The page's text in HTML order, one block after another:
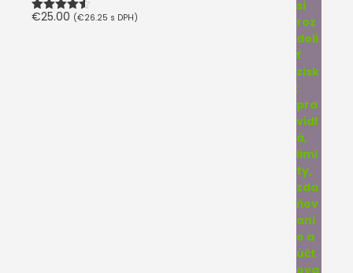
Hodnotenie
€25.00 (€26.25 s DPH)